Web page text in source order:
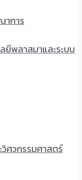
าการ
ยีพลาสมาและระบบ
ศวกรรมศาสตร์